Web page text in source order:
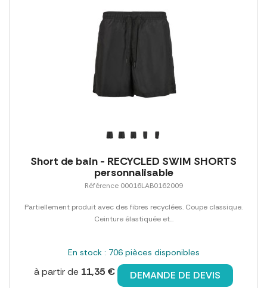
Short de bain - RECYCLED SWIM SHORTS
personnalisable
Référence 00016LAB0162009
Partiellement produit avec des fibres recyclées. Coupe classique.
Ceinture élastiquée et...
En stock : 706 pièces disponibles
à partir de 11,35 € DEMANDE DE DEVIS